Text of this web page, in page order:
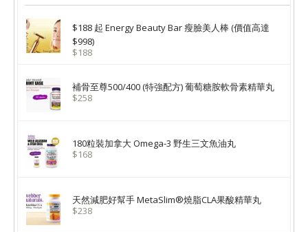
$188 起 Energy Beauty Bar 瘦臉美人棒 (價值高達
$998)
$188
補骨至尊500/400 (特強配方) 葡萄糖胺軟骨素精華丸
$258
180粒裝加拿大 Omega-3 野生三文魚油丸
$168
天然減肥好幫手 MetaSlim®燒脂CLA果酸精華丸
$238